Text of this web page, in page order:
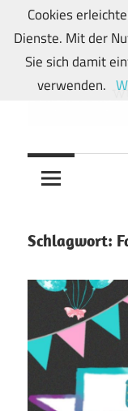
Zum
Inhalt
springen
Wunschkindern
und
Mein
Food-
Travelblog
Schlagwort:
Cookies
Dienste. Mit der
Sie sich damit
verwenden.